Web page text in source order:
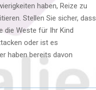
haben, Reize zu
Stellen Sie sicher, dass
die Weste für Ihr Kind
oder ist es
haben bereits davon